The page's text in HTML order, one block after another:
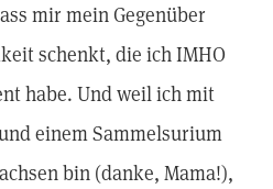
mir mein Gegenüber
schenkt, die ich IMHO
habe. Und weil ich mit
einem Sammelsurium
bin (danke, Mama!),